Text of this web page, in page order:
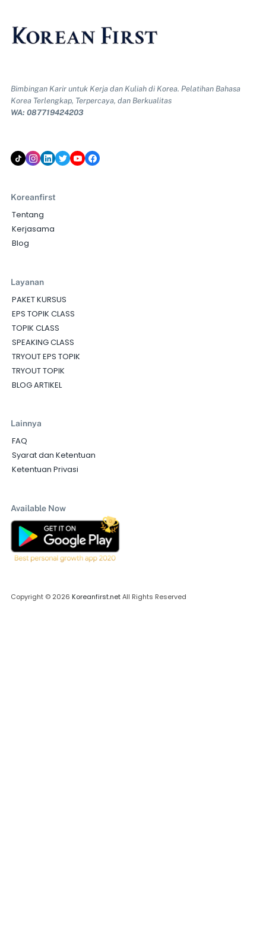
Bimbingan Karir untuk Kerja dan Kuliah di Korea. Pelatihan Bahasa
Korea Terlengkap, Terpercaya, dan Berkualitas
WA: 087719424203
Koreanfirst
Tentang
Kerjasama
Blog
Layanan
PAKET KURSUS
EPS TOPIK CLASS
TOPIK CLASS
SPEAKING CLASS
TRYOUT EPS TOPIK
TRYOUT TOPIK
BLOG ARTIKEL
Lainnya
FAQ
Syarat dan Ketentuan
Ketentuan Privasi
Available Now
Copyright © 2026 Koreanfirst.netAll Rights Reserved